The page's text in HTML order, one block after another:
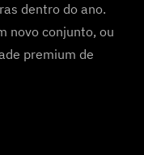
dentro do ano.
novo conjunto, ou
premium de